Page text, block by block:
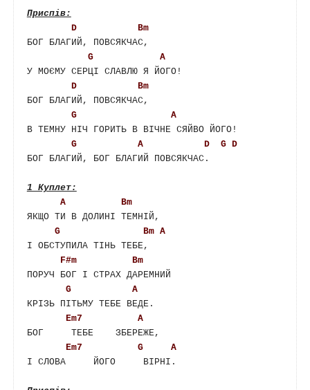
D
Bm
БОГ БЛАГИЙ, ПОВСЯКЧАС,
G
A
У МОЄМУ СЕРЦІ СЛАВЛЮ Я ЙОГО!
D
Bm
БОГ БЛАГИЙ, ПОВСЯКЧАС,
G
A
В ТЕМНУ НІЧ ГОРИТЬ В ВІЧНЕ СЯЙВО ЙОГО!
G
A D G D
БОГ БЛАГИЙ, БОГ БЛАГИЙ ПОВСЯКЧАС.
A
Bm
ЯКЩО ТИ В ДОЛИНІ ТЕМНІЙ,
G
Bm A
І ОБСТУПИЛА ТІНЬ ТЕБЕ,
F#m
Bm
ПОРУЧ БОГ І СТРАХ ДАРЕМНИЙ
G
A
КРІЗЬ ПІТЬМУ ТЕБЕ ВЕДЕ.
Em7
A
БОГ 	ТЕБЕ 	ЗБЕРЕЖЕ,
Em7
G
A
І СЛОВА     ЙОГО     ВІРНІ.